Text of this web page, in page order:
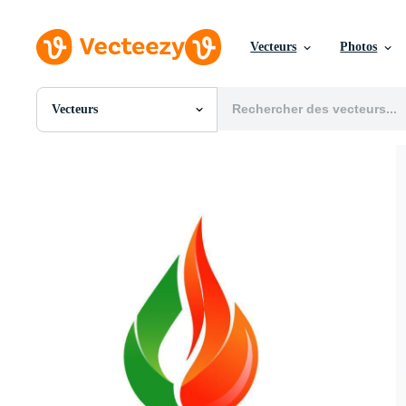
Vecteurs Photos
Vecteurs
Toutes Images
Motion graphics
Images Éditoriales
Événements Éditoriaux